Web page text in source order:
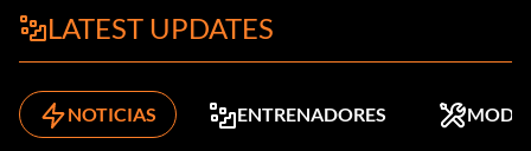
LATEST UPDATES
NOTICIAS ENTRENADORES MODS